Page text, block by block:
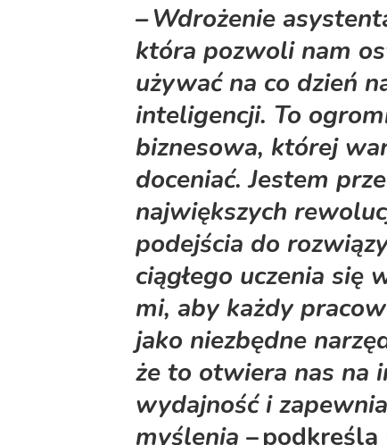
– Wdrożenie
która pozwoli nam
używać na co dzień
inteligencji. To
biznesowa, której
doceniać. Jestem
największych
podejścia do
ciągłego uczenia się
mi, aby każdy
jako niezbędne
że to otwiera nas na
wydajność i
myślenia – podkreśla